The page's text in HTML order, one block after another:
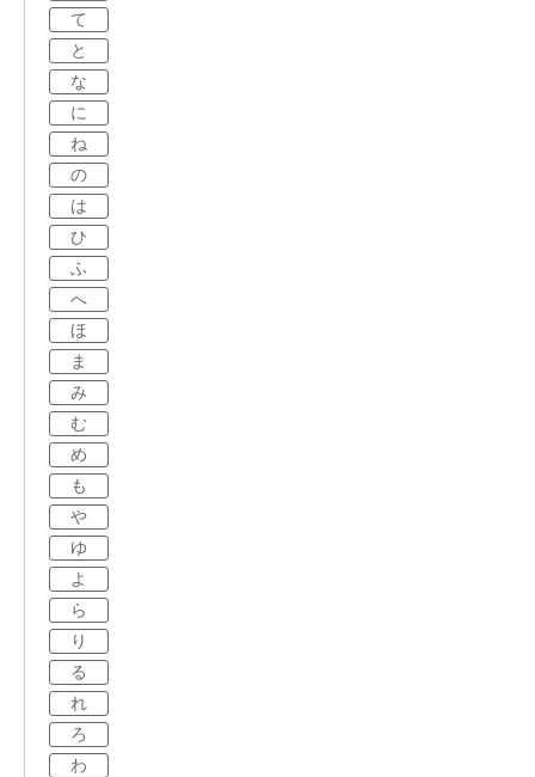
て
と
な
に
ね
の
は
ひ
ふ
へ
ほ
ま
み
む
め
も
や
ゆ
よ
ら
り
る
れ
ろ
わ